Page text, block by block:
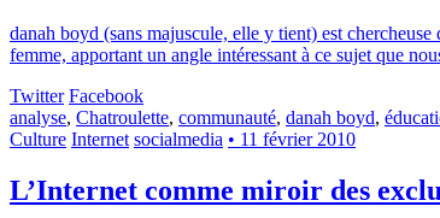
danah boyd (sans majuscule, elle y tient) est
femme, apportant un angle intéressant à ce sujet que
Twitter Facebook
analyse, Chatroulette, communauté, danah boyd,
Culture Internet socialmedia • 11 février 2010
L’Internet comme miroir des